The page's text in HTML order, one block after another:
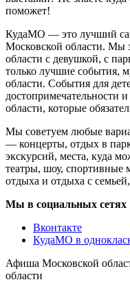
поможет!
КудаМО — это лучший
Московской области. Мы
области с девушкой, с
только лучшие события,
области. События для
достопримечательности
области, которые
Мы советуем любые
— концерты, отдых в
экскурсий, места, куда
театры, шоу, спортивные
отдыха и отдыха с
Мы в социальных сетях
Вконтакте
КудаМО в
Афиша Московской
области